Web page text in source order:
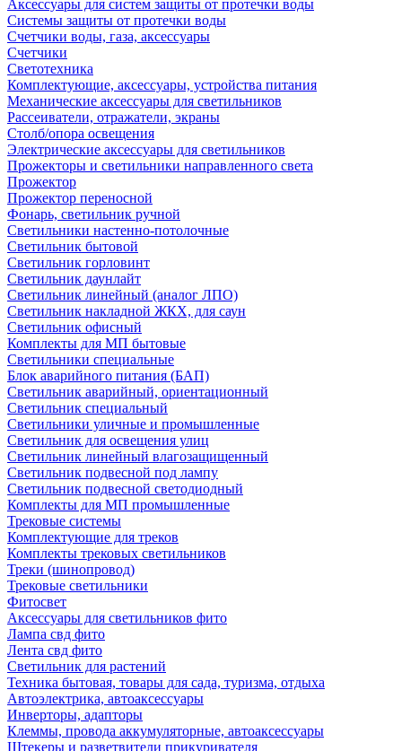
Аксессуары для систем защиты от протечки воды
Системы защиты от протечки воды
Счетчики воды, газа, аксессуары
Счетчики
Светотехника
Комплектующие, аксессуары, устройства питания
Механические аксессуары для светильников
Рассеиватели, отражатели, экраны
Столб/опора освещения
Электрические аксессуары для светильников
Прожекторы и светильники направленного света
Прожектор
Прожектор переносной
Фонарь, светильник ручной
Светильники настенно-потолочные
Светильник бытовой
Светильник горловинт
Светильник даунлайт
Светильник линейный (аналог ЛПО)
Светильник накладной ЖКХ, для саун
Светильник офисный
Комплекты для МП бытовые
Светильники специальные
Блок аварийного питания (БАП)
Светильник аварийный, ориентационный
Светильник специальный
Светильники уличные и промышленные
Светильник для освещения улиц
Светильник линейный влагозащищенный
Светильник подвесной под лампу
Светильник подвесной светодиодный
Комплекты для МП промышленные
Трековые системы
Комплектующие для треков
Комплекты трековых светильников
Треки (шинопровод)
Трековые светильники
Фитосвет
Аксессуары для светильников фито
Лампа свд фито
Лента свд фито
Светильник для растений
Техника бытовая, товары для сада, туризма, отдыха
Автоэлектрика, автоаксессуары
Инверторы, адапторы
Клеммы, провода аккумуляторные, автоаксессуары
Штекеры и разветвители прикуривателя